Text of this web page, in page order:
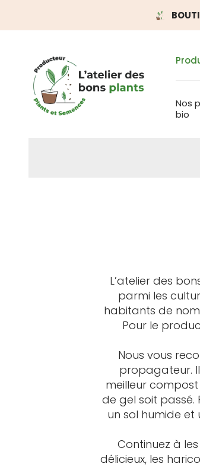
Nos
bio
L’atelier des
parmi les
habitants de
Pour le
Nous vous
propagateur.
meilleur
de gel soit passé.
un sol humide et
Continuez à
délicieux, les